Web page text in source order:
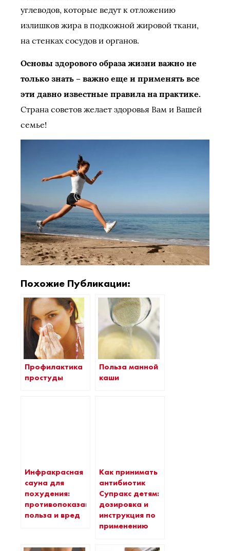
углеводов, которые ведут к отложению
излишков жира в подкожной жировой ткани,
на стенках сосудов и органов.
Основы здорового образа жизни важно не
только знать – важно еще и применять все
эти давно известные правила на практике.
Страна советов желает здоровья Вам и Вашей
семье!
Похожие Публикации:
Профилактика
простуды
Польза манной
каши
Инфракрасная
сауна для
похудения:
противопоказания,
польза и вред
Как принимать
антибиотик
Супракс детям:
дозировка и
инструкция по
применению